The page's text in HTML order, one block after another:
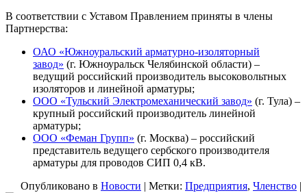
В соответствии с Уставом Правлением приняты в члены
Партнерства:
ОАО «Южноуральский арматурно-изоляторный
завод» (г. Южноуральск Челябинской области) –
ведущий российский производитель высоковольтных
изоляторов и линейной арматуры;
ООО «Тульский Электромеханический завод» (г. Тула) –
крупный российский производитель линейной
арматуры;
ООО «Феман Групп» (г. Москва) – российский
представитель ведущего сербского производителя
арматуры для проводов СИП 0,4 кВ.
Опубликовано в Новости | Метки: Предприятия, Членство |